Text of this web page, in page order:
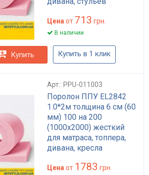
Цена от 713 грн.
В наличии
Купить Купить в 1 клик
Арт.: PPU-011003
Поролон ППУ EL2842
1.0*2м толщина 6 см (60
мм) 100 на 200
(1000х2000) жесткий
для матраса, топпера,
дивана, кресла
Цена от 1783 грн.